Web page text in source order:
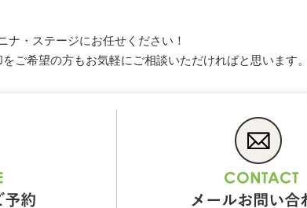
・ステージにお任せください！
ご希望の方もお気軽にご相談いただければと思います。